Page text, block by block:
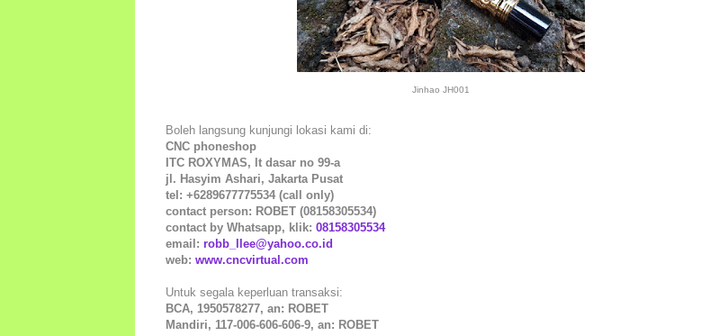
Jinhao JH001
Boleh langsung kunjungi lokasi kami di:
CNC phoneshop
ITC ROXYMAS, lt dasar no 99-a
jl. Hasyim Ashari, Jakarta Pusat
tel: +6289677775534 (call only)
contact person: ROBET (08158305534)
contact by Whatsapp, klik: 08158305534
email: robb_llee@yahoo.co.id
web: www.cncvirtual.com
Untuk segala keperluan transaksi:
BCA, 1950578277, an: ROBET
Mandiri, 117-006-606-606-9, an: ROBET